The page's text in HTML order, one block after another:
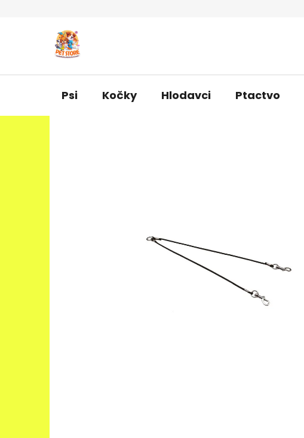
Psi Kočky Hlodavci Ptactvo